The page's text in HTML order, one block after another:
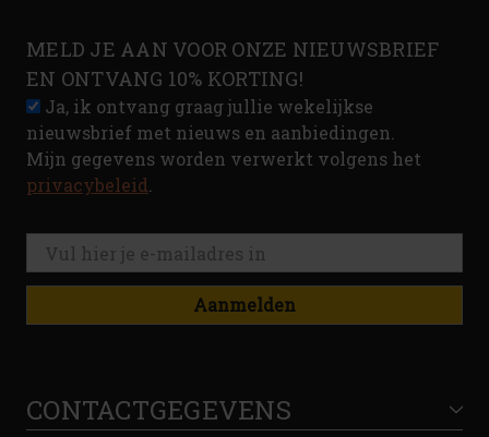
MELD JE AAN VOOR ONZE NIEUWSBRIEF
EN ONTVANG 10% KORTING!
Ja, ik ontvang graag jullie wekelijkse
nieuwsbrief met nieuws en aanbiedingen.
Mijn gegevens worden verwerkt volgens het
privacybeleid
Aanmelden
CONTACTGEGEVENS